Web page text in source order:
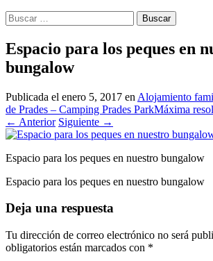
Buscar:
Espacio para los peques en
bungalow
Publicada el enero 5, 2017 en Alojamiento
de Prades – Camping Prades ParkMáxima
← Anterior Siguiente →
Espacio para los peques en nuestro bungalow
Espacio para los peques en nuestro bungalow
Deja una respuesta
Tu dirección de correo electrónico no será
obligatorios están marcados con *